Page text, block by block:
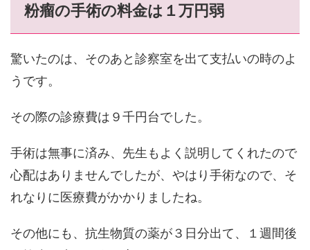
粉瘤の手術の料金は１万円弱
驚いたのは、そのあと診察室を出て支払いの時のよ
うです。
その際の診療費は９千円台でした。
手術は無事に済み、先生もよく説明してくれたので
心配はありませんでしたが、やはり手術なので、そ
れなりに医療費がかかりましたね。
その他にも、抗生物質の薬が３日分出て、１週間後